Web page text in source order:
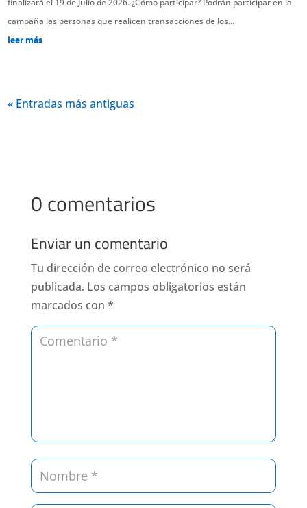
campaña las personas que realicen transacciones de los...
leer más
« Entradas más antiguas
0 comentarios
Enviar un comentario
Tu dirección de correo electrónico no será
publicada. Los campos obligatorios están
marcados con *